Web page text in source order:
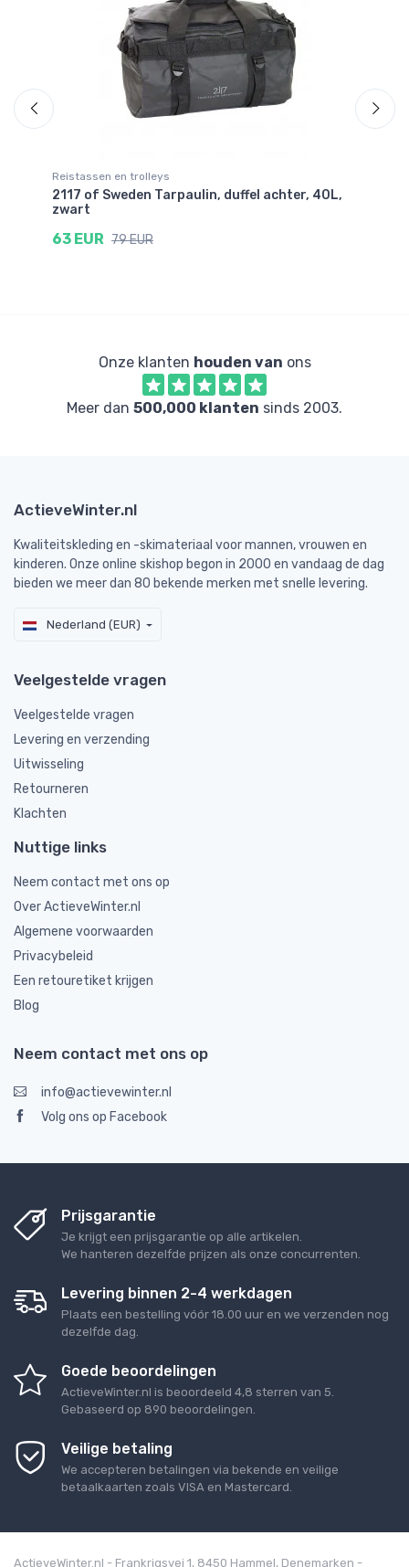
Reistassen en trolleys
2117 of Sweden Tarpaulin, duffel achter, 40L,
zwart
63 EUR 79 EUR
Onze klanten houden van ons
Meer dan 500,000 klanten sinds 2003.
ActieveWinter.nl
Kwaliteitskleding en -skimateriaal voor mannen, vrouwen en
kinderen. Onze online skishop begon in 2000 en vandaag de dag
bieden we meer dan 80 bekende merken met snelle levering.
Nederland (EUR)
Veelgestelde vragen
Veelgestelde vragen
Levering en verzending
Uitwisseling
Retourneren
Klachten
Nuttige links
Neem contact met ons op
Over ActieveWinter.nl
Algemene voorwaarden
Privacybeleid
Een retouretiket krijgen
Blog
Neem contact met ons op
info@actievewinter.nl
Volg ons op Facebook
Prijsgarantie
Je krijgt een prijsgarantie op alle artikelen.
We hanteren dezelfde prijzen als onze concurrenten.
Levering binnen 2-4 werkdagen
Plaats een bestelling vóór 18.00 uur en we verzenden nog
dezelfde dag.
Goede beoordelingen
ActieveWinter.nl is beoordeeld 4,8 sterren van 5
Gebaseerd op 890 beoordelingen.
Veilige betaling
We accepteren betalingen via bekende en veilige
betaalkaarten zoals VISA en Mastercard.
ActieveWinter.nl - Frankrigsvej 1, 8450 Hammel, Denemarken -